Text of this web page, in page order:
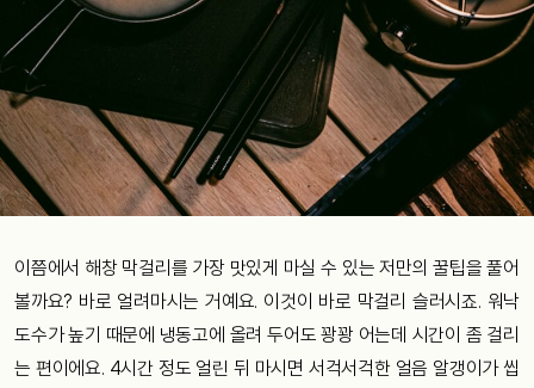
이쯤에서 해창 막걸리를 가장 맛있게 마실 수 있는 저만의 꿀팁을 풀어
볼까요? 바로 얼려마시는 거예요. 이것이 바로 막걸리 슬러시죠. 워낙
도수가 높기 때문에 냉동고에 올려 두어도 꽝꽝 어는데 시간이 좀 걸리
는 편이에요. 4시간 정도 얼린 뒤 마시면 서걱서걱한 얼음 알갱이가 씹